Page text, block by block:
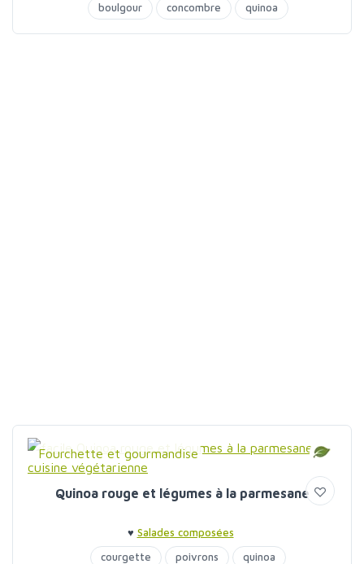
boulgour
concombre quinoa
Fourchette et gourmandise
Quinoa rouge et légumes à la parmesane
♥ Salades composées
courgette
poivrons quinoa